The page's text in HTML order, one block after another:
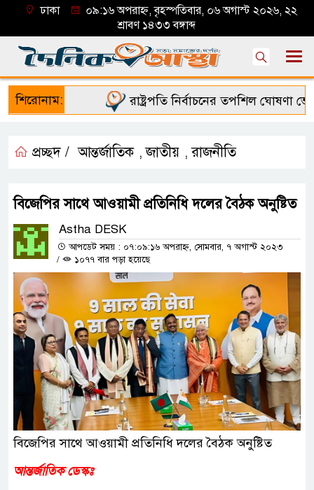
ঢাকা
০৯:১৬ অপরাহ্ন, বৃহস্পতিবার, ০৬ অগাস্ট ২০২৬, ২২
শ্রাবণ ১৪৩৩ বঙ্গাব্দ
শিরোনাম: রাষ্ট্রপতি নির্বাচনের তপশিল ঘোষণা
প্রচ্ছদ / আন্তর্জাতিক ,জাতীয় ,রাজনীতি
বিজেপির সাথে আওয়ামী প্রতিনিধি দলের বৈঠক অনুষ্টিত
Astha DESK
আপডেট সময় : ০৭:০৯:১৬ অপরাহ্ন, সোমবার, ৭ অগাস্ট ২০২৩
/
১০৭৭ বার পড়া হয়েছে
বিজেপির সাথে আওয়ামী প্রতিনিধি দলের বৈঠক অনুষ্টিত
আন্তর্জাতিক ডেস্কঃ